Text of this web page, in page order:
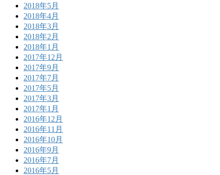
2018年5月
2018年4月
2018年3月
2018年2月
2018年1月
2017年12月
2017年9月
2017年7月
2017年5月
2017年3月
2017年1月
2016年12月
2016年11月
2016年10月
2016年9月
2016年7月
2016年5月